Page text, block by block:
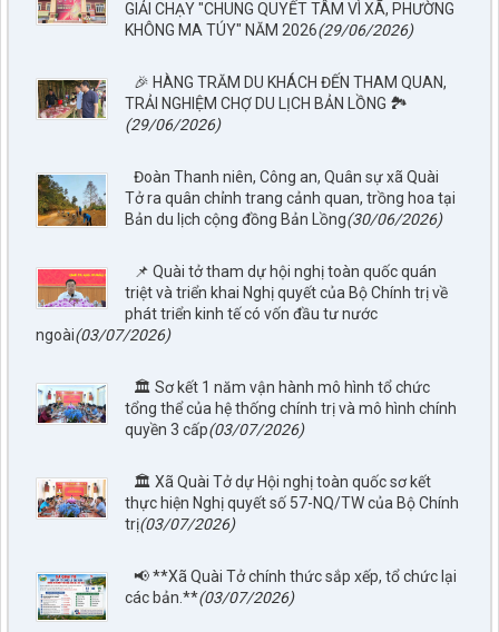
GIẢI CHẠY "CHUNG QUYẾT TÂM VÌ XÃ, PHƯỜNG
KHÔNG MA TÚY" NĂM 2026(29/06/2026)
🎉 HÀNG TRĂM DU KHÁCH ĐẾN THAM QUAN,
TRẢI NGHIỆM CHỢ DU LỊCH BẢN LỒNG 🏞️
(29/06/2026)
Đoàn Thanh niên, Công an, Quân sự xã Quài
Tở ra quân chỉnh trang cảnh quan, trồng hoa tại
Bản du lịch cộng đồng Bản Lồng(30/06/2026)
📌 Quài tở tham dự hội nghị toàn quốc quán
triệt và triển khai Nghị quyết của Bộ Chính trị về
phát triển kinh tế có vốn đầu tư nước
ngoài(03/07/2026)
🏛️ Sơ kết 1 năm vận hành mô hình tổ chức
tổng thể của hệ thống chính trị và mô hình chính
quyền 3 cấp(03/07/2026)
🏛️ Xã Quài Tở dự Hội nghị toàn quốc sơ kết
thực hiện Nghị quyết số 57-NQ/TW của Bộ Chính
trị(03/07/2026)
📢 **Xã Quài Tở chính thức sắp xếp, tổ chức lại
các bản.**(03/07/2026)